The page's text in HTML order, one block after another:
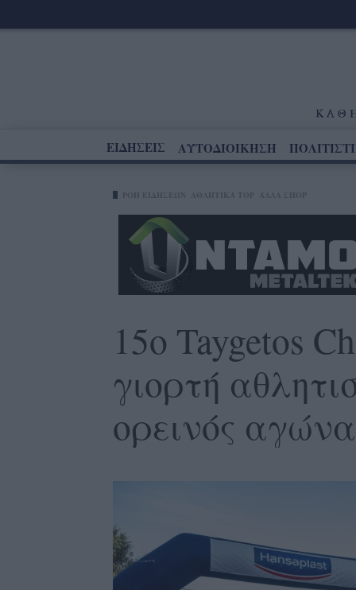
ΕΙΔΗΣΕΙΣ ΑΥΤΟΔΙΟΙΚΗΣΗ
15ο Taygetos
γιορτή
ορεινός